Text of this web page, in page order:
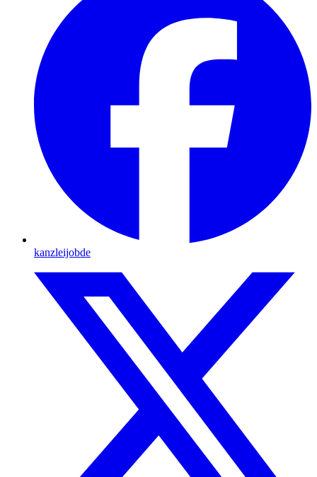
kanzleijobde